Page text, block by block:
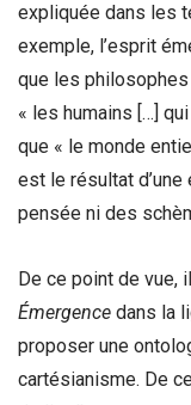
expliquée dans les
exemple, l’esprit
que les
« les humains […]
que « le monde
est le résultat
pensée ni des
De ce point de vue,
Émergence dans la
proposer une
cartésianisme. De